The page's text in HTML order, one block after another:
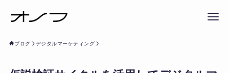
ブログ デジタルマーケティング